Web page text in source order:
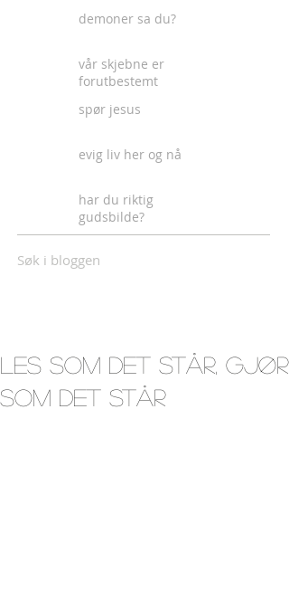
Søk i bloggen
demoner sa du?
vår skjebne er
forutbestemt
spør jesus
evig liv her og nå
har du riktig
gudsbilde?
les som det står, gjør
som det står